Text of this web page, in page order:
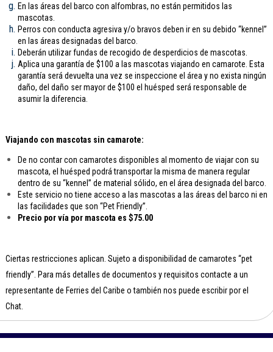
En las áreas del barco con alfombras, no están permitidos las
mascotas.
Perros con conducta agresiva y/o bravos deben ir en su debido “kennel”
en las áreas designadas del barco.
Deberán utilizar fundas de recogido de desperdicios de mascotas.
Aplica una garantía de $100 a las mascotas viajando en camarote. Esta
garantía será devuelta una vez se inspeccione el área y no exista ningún
daño, del daño ser mayor de $100 el huésped será responsable de
asumir la diferencia.
Viajando con mascotas sin camarote:
De no contar con camarotes disponibles al momento de viajar con su
mascota, el huésped podrá transportar la misma de manera regular
dentro de su “kennel” de material sólido, en el área designada del barco.
Este servicio no tiene acceso a las mascotas a las áreas del barco ni en
las facilidades que son “Pet Friendly”.
Precio por vía por mascota es $75.00
Ciertas restricciones aplican. Sujeto a disponibilidad de camarotes “pet
friendly”. Para más detalles de documentos y requisitos contacte a un
representante de Ferries del Caribe o también nos puede escribir por el
Chat.